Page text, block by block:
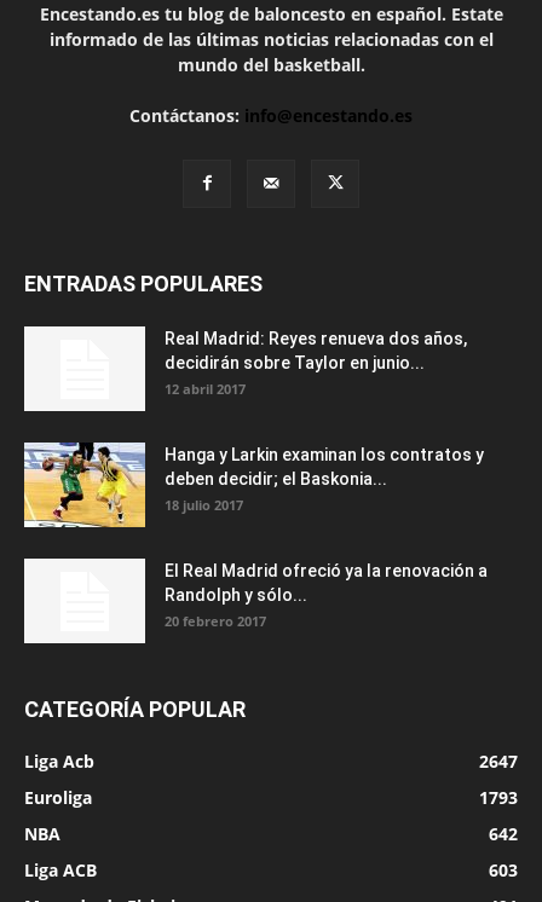
Encestando.es tu blog de baloncesto en español. Estate
informado de las últimas noticias relacionadas con el
mundo del basketball.
Contáctanos: info@encestando.es
ENTRADAS POPULARES
Real Madrid: Reyes renueva dos años,
decidirán sobre Taylor en junio...
12 abril 2017
Hanga y Larkin examinan los contratos y
deben decidir; el Baskonia...
18 julio 2017
El Real Madrid ofreció ya la renovación a
Randolph y sólo...
20 febrero 2017
CATEGORÍA POPULAR
Liga Acb
2647
Euroliga
1793
NBA
642
Liga ACB
603